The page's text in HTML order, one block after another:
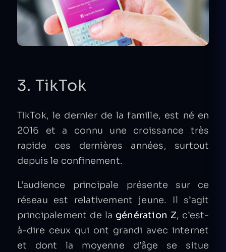
3. TikTok
TikTok, le dernier de la famille, est né en
2016 et a connu une croissance très
rapide ces dernières années, surtout
depuis le confinement.
L’audience principale présente sur ce
réseau est relativement jeune. Il s’agit
principalement de la génération Z, c’est-
à-dire ceux qui ont grandi avec internet
et dont la moyenne d’âge se situe